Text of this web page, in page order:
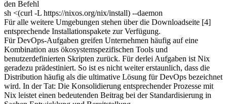
den Befehl
sh <(curl -L https://nixos.org/nix/install) --daemon
Für alle weitere Umgebungen stehen über die Downloadseite [4]
entsprechende Installationspakete zur Verfügung.
Für DevOps-Aufgaben greifen Unternehmen häufig auf eine
Kombination aus ökosystemspezifischen Tools und
benutzerdefinierten Skripten zurück. Für derlei Aufgaben ist Nix
geradezu prädestiniert. So ist es nicht weiter erstaunlich, dass die
Distribution häufig als die ultimative Lösung für DevOps bezeichnet
wird. In der Tat: Die Konsolidierung entsprechender Prozesse mit
Nix leistet einen bedeutenden Beitrag bei der Standardisierung in